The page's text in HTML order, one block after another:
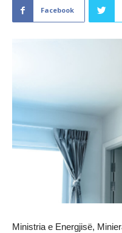
Facebook
Ministria e Energjisë,